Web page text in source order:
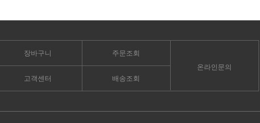
장바구니
고객센터
주문조회
배송조회
온라인문의